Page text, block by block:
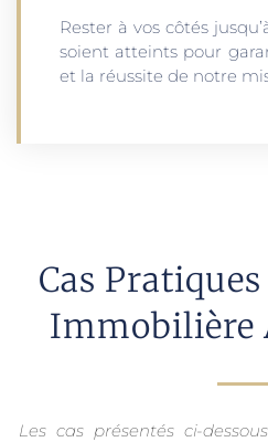
Rester à vos côtés
soient atteints pour
et la réussite de notre
Cas
Immobilière
Les cas présentés ci-